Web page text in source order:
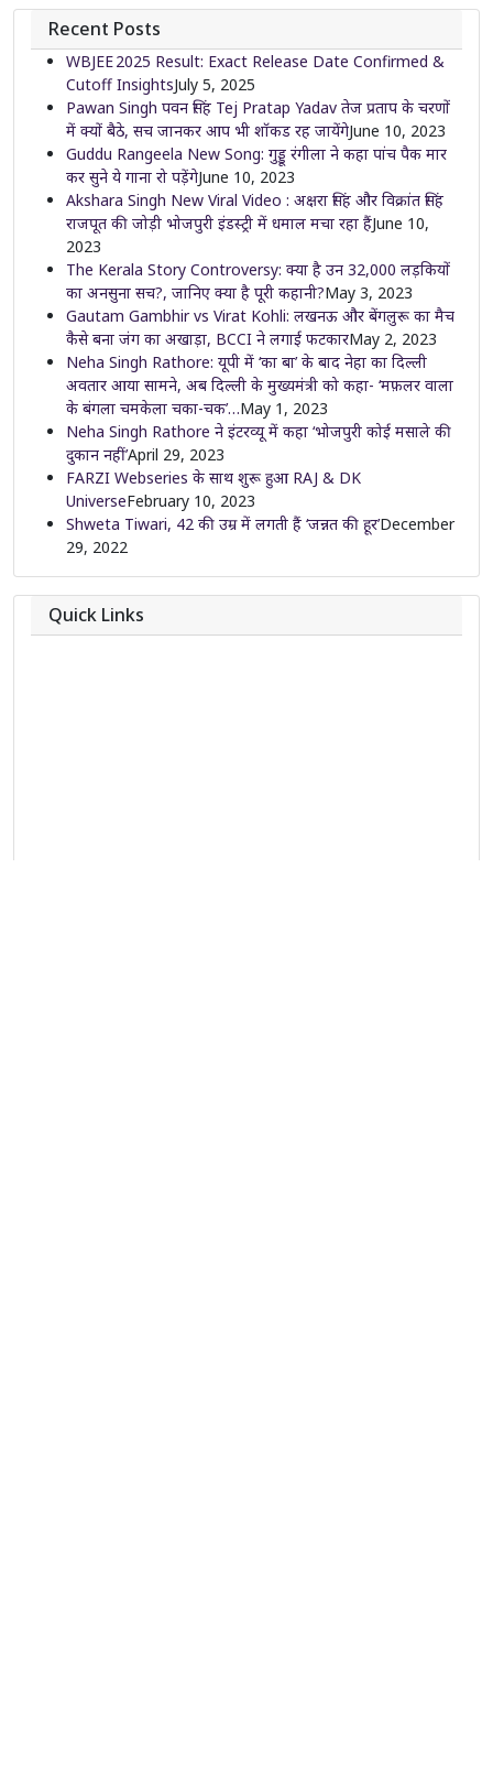
Recent Posts
WBJEE 2025 Result: Exact Release Date Confirmed &
Cutoff InsightsJuly 5, 2025
Pawan Singh पवन सिंह Tej Pratap Yadav तेज प्रताप के चरणों
में क्यों बैठे, सच जानकर आप भी शॉकड रह जायेंगेJune 10, 2023
Guddu Rangeela New Song: गुड्डू रंगीला ने कहा पांच पैक मार
कर सुने ये गाना रो पड़ेंगेJune 10, 2023
Akshara Singh New Viral Video : अक्षरा सिंह और विक्रांत सिंह
राजपूत की जोड़ी भोजपुरी इंडस्ट्री में धमाल मचा रहा हैंJune 10,
2023
The Kerala Story Controversy: क्या है उन 32,000 लड़कियों
का अनसुना सच?, जानिए क्या है पूरी कहानी?May 3, 2023
Gautam Gambhir vs Virat Kohli: लखनऊ और बेंगलुरू का मैच
कैसे बना जंग का अखाड़ा, BCCI ने लगाई फटकारMay 2, 2023
Neha Singh Rathore: यूपी में ‘का बा’ के बाद नेहा का दिल्ली
अवतार आया सामने, अब दिल्ली के मुख्यमंत्री को कहा- ‘मफ़लर वाला
के बंगला चमकेला चका-चक’…May 1, 2023
Neha Singh Rathore ने इंटरव्यू में कहा ‘भोजपुरी कोई मसाले की
दुकान नहीं’April 29, 2023
FARZI Webseries के साथ शुरू हुआ RAJ & DK
UniverseFebruary 10, 2023
Shweta Tiwari, 42 की उम्र में लगती हैं ‘जन्नत की हूर’December
29, 2022
Quick Links